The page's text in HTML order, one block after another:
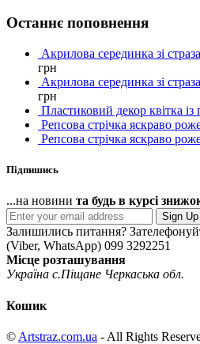
Останнє поповнення
Акрилова серединка зі
грн
Акрилова серединка зі
грн
Пластиковий декор квітка
Репсова стрічка яскраво
Репсова стрічка яскраво
Підпишись
...на новини та будь в курсі
Sign Up
Залишились питання?
(Viber, WhatsApp) 099 3292251
Місце розташування
Україна с.Піщане Черкаська обл.
Кошик
© Artstraz.com.ua - All Rights